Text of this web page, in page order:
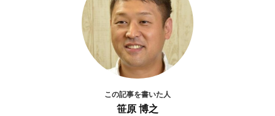
この記事を書いた人
笹原 博之